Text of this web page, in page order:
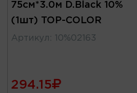
75см*3.0м D.Black 10%
(1шт) TOP-COLOR
Артикул : 10%02163
294.15